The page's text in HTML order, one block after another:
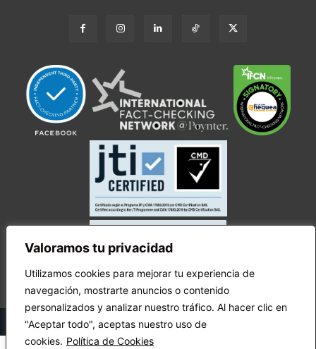
Valoramos tu privacidad
Utilizamos cookies para mejorar tu experiencia de
navegación, mostrarte anuncios o contenido
personalizados y analizar nuestro tráfico. Al hacer clic en
"Aceptar todo", aceptas nuestro uso de
cookies. Política de Cookies
© Copyright Ecuador Chequea 2025.